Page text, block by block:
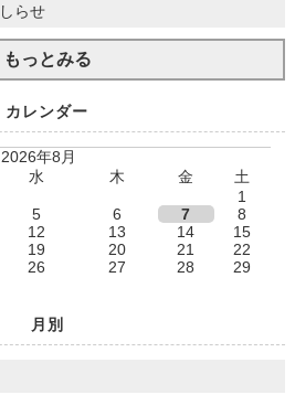
らせ
もっとみる
カレンダー
2026年8月
水 木 金
土
1
5 6 7
8
12 13 14
15
19 20 21
22
26 27 28
29
月別